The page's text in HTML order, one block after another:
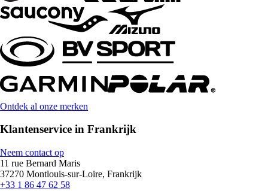
Ontdek al onze merken
Klantenservice in Frankrijk
Neem contact op
11 rue Bernard Maris
37270 Montlouis-sur-Loire, Frankrijk
+33 1 86 47 62 58